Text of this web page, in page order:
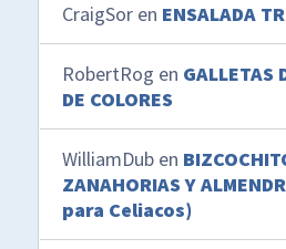
CraigSor en ENSALADA
RobertRog en GALLETAS
DE COLORES
WilliamDub en
ZANAHORIAS Y
para Celiacos)